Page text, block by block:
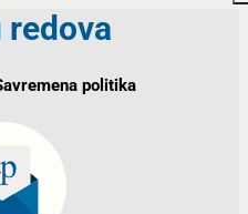
redova
politika